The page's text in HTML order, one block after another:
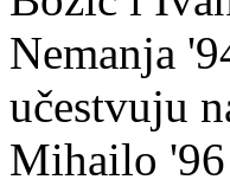
Nemanja
učestvuju
Mihailo '96